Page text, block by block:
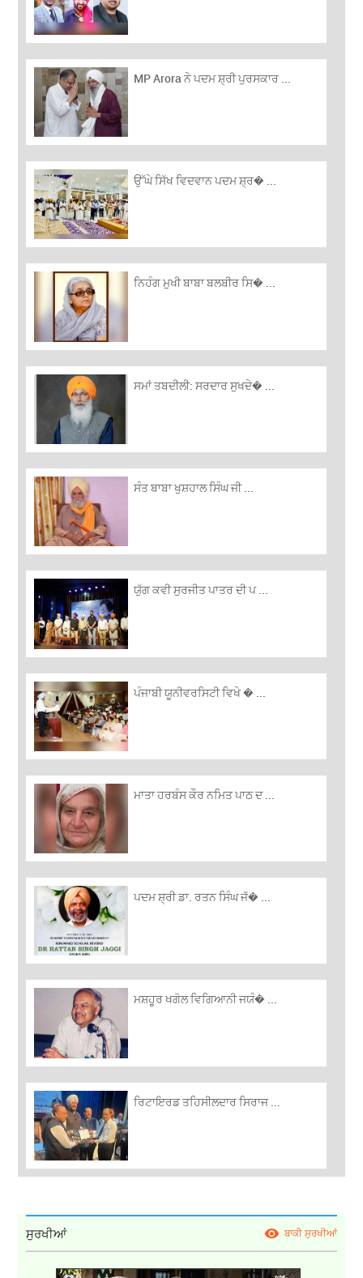
MP Arora ਨੇ ਪਦਮ ਸ਼੍ਰੀ ਪੁਰਸਕਾਰ ...
ਉੱਘੇ ਸਿੱਖ ਵਿਦਵਾਨ ਪਦਮ ਸ਼੍ਰ� ...
ਨਿਹੰਗ ਮੁਖੀ ਬਾਬਾ ਬਲਬੀਰ ਸਿ� ...
ਸਮਾਂ ਤਬਦੀਲੀ: ਸਰਦਾਰ ਸੁਖਦੇ� ...
ਸੰਤ ਬਾਬਾ ਖੁਸ਼ਹਾਲ ਸਿੰਘ ਜੀ ...
ਯੁੱਗ ਕਵੀ ਸੁਰਜੀਤ ਪਾਤਰ ਦੀ ਪ ...
ਪੰਜਾਬੀ ਯੂਨੀਵਰਸਿਟੀ ਵਿਖੇ � ...
ਮਾਤਾ ਹਰਬੰਸ ਕੌਰ ਨਮਿਤ ਪਾਠ ਦ ...
ਪਦਮ ਸ਼੍ਰੀ ਡਾ. ਰਤਨ ਸਿੰਘ ਜੱ� ...
ਮਸ਼ਹੂਰ ਖਗੋਲ ਵਿਗਿਆਨੀ ਜਯੰ� ...
ਰਿਟਾਇਰਡ ਤਹਿਸੀਲਦਾਰ ਸਿਰਾਜ ...
ਸੁਰਖੀਆਂ ਬਾਕੀ ਸੁਰਖੀਆਂ